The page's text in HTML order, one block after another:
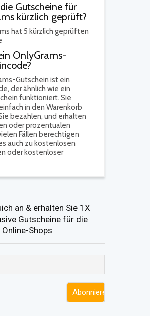
Gutscheine für
kürzlich geprüft?
hat 5 kürzlich geprüften
OnlyGrams-
Gutschein ist ein
der ähnlich wie ein
funktioniert. Sie
in den Warenkorb
bezahlen, und erhalten
oder prozentualen
Fällen berechtigen
auch zu kostenlosen
oder kostenloser
an & erhalten Sie 1X
Gutscheine für die
Shops​